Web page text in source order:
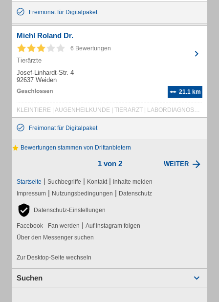
Freimonat für Digitalpaket
Michl Roland Dr.
6 Bewertungen
Tierärzte
Josef-Linhardt-Str. 4
92637 Weiden
21.1 km
KLEINTIERE | AUGENHEILKUNDE | TIERARZT | LABORDIAGNOSTIK | ULTRASCHALL | KARDIOLOGIE | OPERATIONEN
Freimonat für Digitalpaket
Bewertungen stammen von Drittanbietern
1 von 2 WEITER
Startseite | Suchbegriffe | Kontakt | Inhalte melden
Impressum | Nutzungsbedingungen | Datenschutz
Datenschutz-Einstellungen
Facebook - Fan werden | Auf Instagram folgen
Über den Messenger suchen
Zur Desktop-Seite wechseln
Suchen